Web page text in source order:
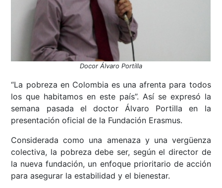
Docor Álvaro Portilla
“La pobreza en Colombia es una afrenta para todos
los que habitamos en este país”. Así se expresó la
semana pasada el doctor Álvaro Portilla en la
presentación oficial de la Fundación Erasmus.
Considerada como una amenaza y una vergüenza
colectiva, la pobreza debe ser, según el director de
la nueva fundación, un enfoque prioritario de acción
para asegurar la estabilidad y el bienestar.